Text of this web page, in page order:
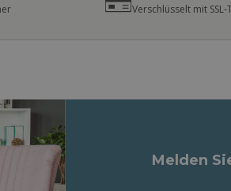
Verschlüsselt mit
Melden